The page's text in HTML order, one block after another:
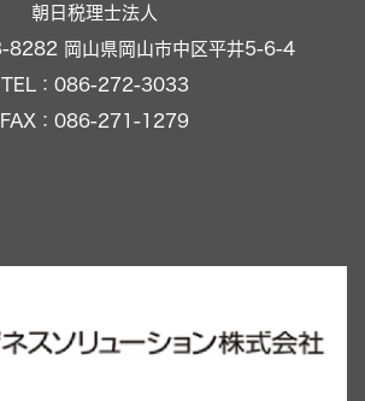
朝日税理士法人
8282 岡山県岡山市中区平井5-6-4
TEL：086-272-3033
FAX：086-271-1279